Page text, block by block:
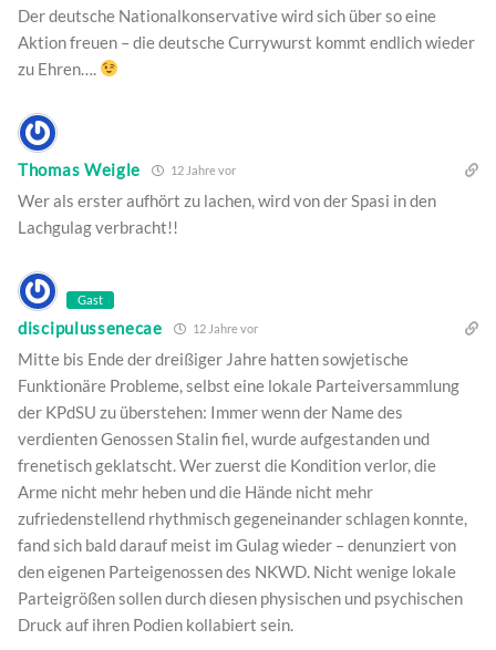
Der deutsche Nationalkonservative wird sich über so eine
Aktion freuen – die deutsche Currywurst kommt endlich wieder
zu Ehren….
Thomas Weigle 12 Jahre vor
Wer als erster aufhört zu lachen, wird von der Spasi in den
Lachgulag verbracht!!
Gast
discipulussenecae 12 Jahre vor
Mitte bis Ende der dreißiger Jahre hatten sowjetische
Funktionäre Probleme, selbst eine lokale Parteiversammlung
der KPdSU zu überstehen: Immer wenn der Name des
verdienten Genossen Stalin fiel, wurde aufgestanden und
frenetisch geklatscht. Wer zuerst die Kondition verlor, die
Arme nicht mehr heben und die Hände nicht mehr
zufriedenstellend rhythmisch gegeneinander schlagen konnte,
fand sich bald darauf meist im Gulag wieder – denunziert von
den eigenen Parteigenossen des NKWD. Nicht wenige lokale
Parteigrößen sollen durch diesen physischen und psychischen
Druck auf ihren Podien kollabiert sein.